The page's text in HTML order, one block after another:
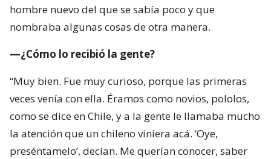
hombre nuevo del que se sabía poco y que
nombraba algunas cosas de otra manera.
—¿Cómo lo recibió la gente?
“Muy bien. Fue muy curioso, porque las primeras
veces venía con ella. Éramos como novios, pololos,
como se dice en Chile, y a la gente le llamaba mucho
la atención que un chileno viniera acá. ‘Oye,
preséntamelo’, decían. Me querían conocer, saber